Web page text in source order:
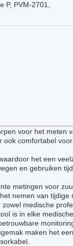
P, PVM-2701,
voor het meten
comfortabel
het een
en gebruiken
metingen voor
nemen van tijdige
medische
is in elke
maken het